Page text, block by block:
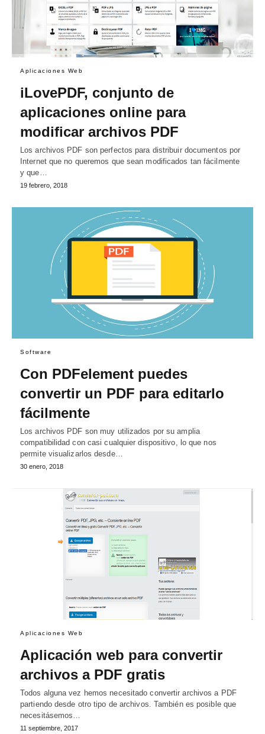
Aplicaciones Web
iLovePDF, conjunto de
aplicaciones online para
modificar archivos PDF
Los archivos PDF son perfectos para distribuir documentos por
Internet que no queremos que sean modificados tan fácilmente
y que…
19 febrero, 2018
Software
Con PDFelement puedes
convertir un PDF para editarlo
fácilmente
Los archivos PDF son muy utilizados por su amplia
compatibilidad con casi cualquier dispositivo, lo que nos
permite visualizarlos desde…
30 enero, 2018
Aplicaciones Web
Aplicación web para convertir
archivos a PDF gratis
Todos alguna vez hemos necesitado convertir archivos a PDF
partiendo desde otro tipo de archivos. También es posible que
necesitásemos…
11 septiembre, 2017